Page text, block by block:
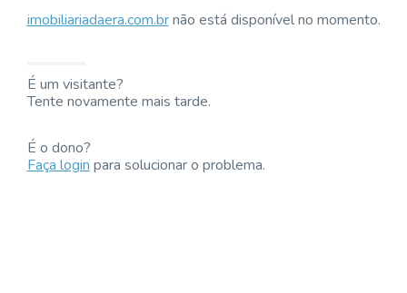
imobiliariadaera.com.brnão está disponível no momento.
É um visitante?
Tente novamente mais tarde.
É o dono?
Faça loginpara solucionar o problema.